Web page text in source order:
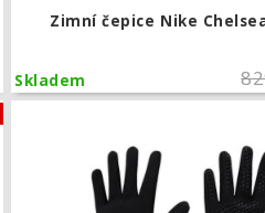
Zimní čepice Nike
Skladem